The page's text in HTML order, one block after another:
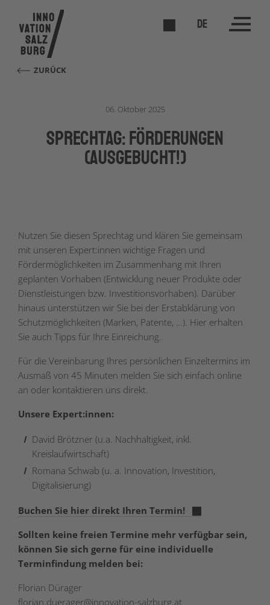
DE
ZURÜCK
06. Oktober 2025
Sprechtag: Förderungen
(ausgebucht!)
Nutzen Sie diesen Sprechtag und klären Sie gemeinsam
mit unseren Expert:innen wichtige Fragen und
Fördermöglichkeiten im Zusammenhang mit Ihren
geplanten Vorhaben (Entwicklung neuer Produkte oder
Dienstleistungen bzw. Investitionsvorhaben). Darüber
hinaus unterstützen wir Sie bei der Erstabklärung von
Schutzmöglichkeiten (Marken, Patente, …). Hier erhalten
Sie auch Tipps für Ihre Einreichung.
Für die Vereinbarung Ihres persönlichen Einzeltermins im
Ausmaß von 45 Minuten melden Sie sich einfach online
an oder kontaktieren uns direkt.
Unsere Expert:innen:
David Brötzner (u.a. Nachhaltigkeit, inkl.
Kreislaufwirtschaft)
Romana Schwab (u. a. Innovation, Investition,
Digitalisierung)
Buchen Sie hier direkt Ihren Termin!
Sollten keine freien Termine mehr verfügbar sein,
können Sie sich gerne für eine individuelle
Terminfindung melden bei:
Florian Dürager
florian.duerager@innovation-salzburg.at